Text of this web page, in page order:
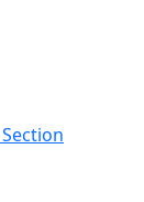
Section